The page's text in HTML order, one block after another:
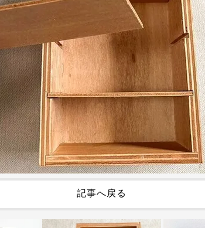
記事へ戻る